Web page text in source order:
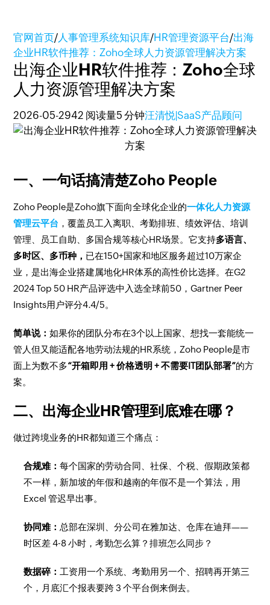
官网首页/人事管理系统知识库/HR管理资源平台/出海
企业HR软件推荐：Zoho全球人力资源管理解决方案
出海企业HR软件推荐：Zoho全球
人力资源管理解决方案
2026-05-2942 阅读量5 分钟汪清悦|SaaS产品顾问
一、一句话搞清楚Zoho People
Zoho People是Zoho旗下面向全球化企业的一体化人力资源
管理云平台 ，覆盖员工入离职、考勤排班、绩效评估、培训
管理、员工自助、多国合规等核心HR场景。它支持多语言、
多时区、多币种， 已在150+国家和地区服务超过10万家企
业，是出海企业搭建属地化HR体系的高性价比选择。在G2
2024 Top 50 HR产品评选中入选全球前50，Gartner Peer
Insights用户评分4.4/5。
简单说：如果你的团队分布在3个以上国家、想找一套能统一
管人但又能适配各地劳动法规的HR系统，Zoho People是市
面上为数不多“开箱即用 + 价格透明 + 不需要IT团队部署”的方
案。
二、出海企业HR管理到底难在哪？
做过跨境业务的HR都知道三个痛点：
合规难：每个国家的劳动合同、社保、个税、假期政策都
不一样，新加坡的年假和越南的年假不是一个算法，用
Excel 管迟早出事。
协同难： 总部在深圳、分公司在雅加达、仓库在迪拜——
时区差 4-8 小时，考勤怎么算？排班怎么同步？
数据碎： 工资用一个系统、考勤用另一个、招聘再开第三
个，月底汇个报表要跨 3 个平台倒来倒去。